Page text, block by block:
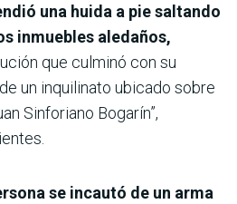
una huida a pie saltando
inmuebles aledaños,
que culminó con su
un inquilinato ubicado sobre
Sinforiano Bogarín”,
se incautó de un arma